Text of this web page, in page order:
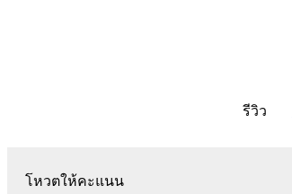
รีวิว
โหวตให้คะแนน